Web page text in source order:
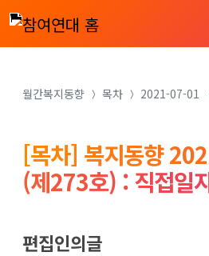
월간복지동향 목차 2021-07-01
[목차] 복지동향
(제273호) : 직접일
편집인의글